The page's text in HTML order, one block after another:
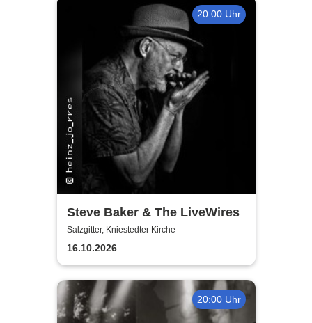
20:00 Uhr
Steve Baker & The LiveWires
Salzgitter, Kniestedter Kirche
16.10.2026
20:00 Uhr